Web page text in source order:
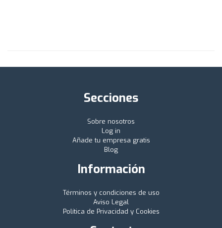
Secciones
Sobre nosotros
Log in
Añade tu empresa gratis
Blog
Información
Términos y condiciones de uso
Aviso Legal
Política de Privacidad y Cookies